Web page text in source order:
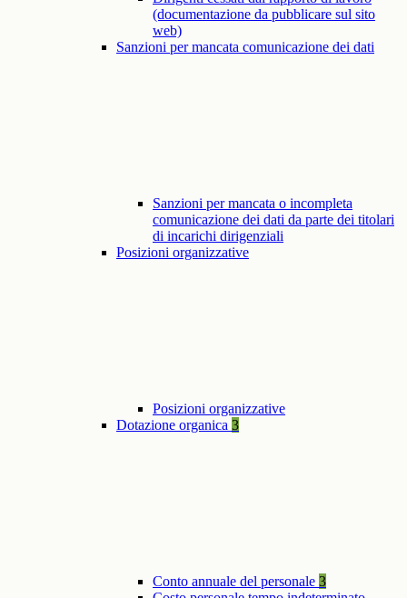
(documentazione da pubblicare sul sito
web)
Sanzioni per mancata comunicazione dei dati
Sanzioni per mancata o incompleta
comunicazione dei dati da parte dei titolari
di incarichi dirigenziali
Posizioni organizzative
Posizioni organizzative
Dotazione organica 3
Conto annuale del personale 3